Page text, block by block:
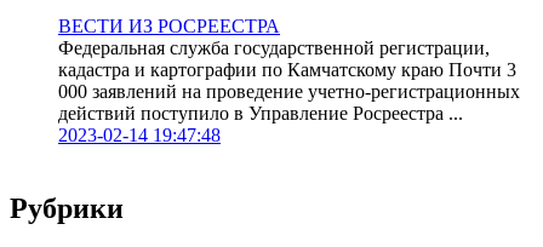
ВЕСТИ ИЗ РОСРЕЕСТРА
Федеральная служба государственной регистрации,
кадастра и картографии по Камчатскому краю Почти 3
000 заявлений на проведение учетно-регистрационных
действий поступило в Управление Росреестра ...
2023-02-14 19:47:48
Рубрики